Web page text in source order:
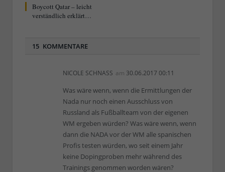
Boycott Qatar – leicht
verständlich erklärt…
15 KOMMENTARE
NICOLE SCHNASS am 30.06.2017 00:11
Was wäre wenn, wenn die Ermittlungen der
Nada nur noch einen Ausschluss von
Russland als Fußballteam von der eigenen
WM ergeben würden? Was wäre wenn, wenn
dann die NADA vor der WM alle spanischen
Profis testen würden, wo seit einem Jahr
keine Dopingproben mehr während des
Trainings genommen worden wären?